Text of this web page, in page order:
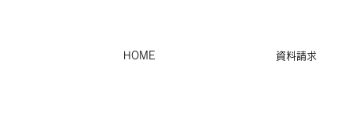
HOME 資料請求